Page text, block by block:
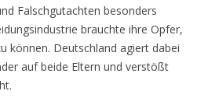
Falschgutachten besonders
brauchte ihre Opfer,
können. Deutschland agiert dabei
auf beide Eltern und verstößt